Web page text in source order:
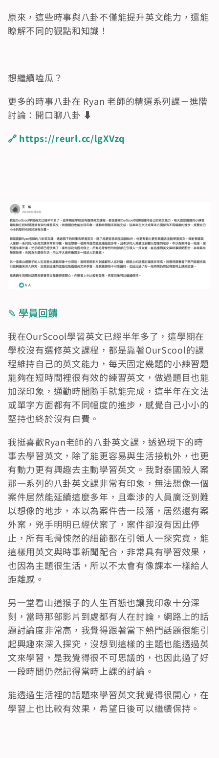
原來，這些時事與八卦不僅能提升英文能力，還能
瞭解不同的觀點和知識！
想繼續嗑瓜？
更多的時事八卦在 Ryan 老師的精選系列課－進階
討論：開口聊八卦 ⬇️
🔗 https://reurl.cc/lgXVzq
✎ 學員回饋
我在OurScool學習英文已經半年多了，這學期在
學校沒有選修英文課程，都是靠著OurScool的課
程維持自己的英文能力，每天固定幾題的小練習題
能夠在短時間裡很有效的練習英文，做過題目也能
加深印象，通勤時間隨手就能完成，這半年在文法
或單字方面都有不同幅度的進步，感覺自己小小的
堅持也終於沒有白費。
我挺喜歡Ryan老師的八卦英文課，透過現下的時
事去學習英文，除了能更容易與生活接軌外，也更
有動力更有興趣去主動學習英文。我對泰國殺人案
那一系列的八卦英文課非常有印象，無法想像一個
案件居然能延續這麼多年，且牽涉的人員廣泛到難
以想像的地步，本以為案件告一段落，居然還有案
外案，兇手明明已經伏案了，案件卻沒有因此停
止，所有毛骨悚然的細節都在引領人一探究竟，能
這樣用英文與時事新聞配合，非常具有學習效果，
也因為主題很生活，所以不太會有像課本一樣給人
距離感。
另一堂看山道猴子的人生百態也讓我印象十分深
刻，當時那部影片到處都有人在討論，網路上的話
題討論度非常高，我覺得跟著當下熱門話題很能引
起興趣來深入探究，沒想到這樣的主題也能透過英
文來學習，是我覺得很不可思議的，也因此過了好
一段時間仍然記得當時上課的討論。
能透過生活裡的話題來學習英文我覺得很開心，在
學習上也比較有效果，希望日後可以繼續保持。